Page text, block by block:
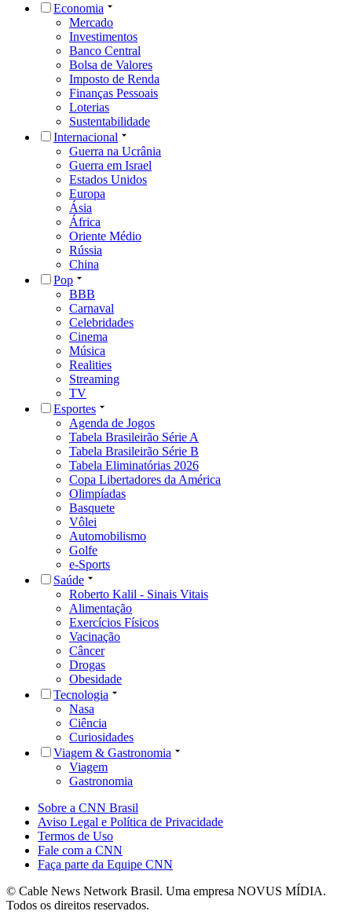
Economia
Mercado
Investimentos
Banco Central
Bolsa de Valores
Imposto de Renda
Finanças Pessoais
Loterias
Sustentabilidade
Internacional
Guerra na Ucrânia
Guerra em Israel
Estados Unidos
Europa
Ásia
África
Oriente Médio
Rússia
China
Pop
BBB
Carnaval
Celebridades
Cinema
Música
Realities
Streaming
TV
Esportes
Agenda de Jogos
Tabela Brasileirão Série A
Tabela Brasileirão Série B
Tabela Eliminatórias 2026
Copa Libertadores da América
Olimpíadas
Basquete
Vôlei
Automobilismo
Golfe
e-Sports
Saúde
Roberto Kalil - Sinais Vitais
Alimentação
Exercícios Físicos
Vacinação
Câncer
Drogas
Obesidade
Tecnologia
Nasa
Ciência
Curiosidades
Viagem & Gastronomia
Viagem
Gastronomia
Sobre a CNN Brasil
Aviso Legal e Política de Privacidade
Termos de Uso
Fale com a CNN
Faça parte da Equipe CNN
© Cable News Network Brasil. Uma empresa NOVUS MÍDIA.
Todos os direitos reservados.